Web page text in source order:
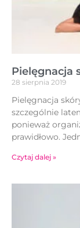
Pielęgnacja
28 sierpnia 2019
Pielęgnacja
szczególnie
ponieważ
prawidłowo.
Czytaj dalej »